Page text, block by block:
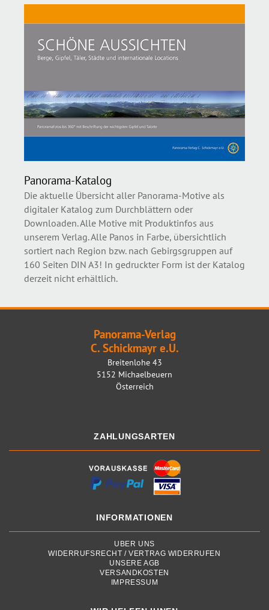
Panorama-Katalog
Die aktuelle Übersicht aller Panorama-Motive als
digitaler Katalog zum Durchblättern oder
Downloaden. Alle Motive mit Produktinfos aus
unserem Verlag. Alle Panos in Farbe, übersichtlich
sortiert nach Region bzw. nach Gebirgsgruppen auf
160 Seiten DIN A3! In gedruckter Form ist der Katalog
derzeit nicht erhältlich.
Panorama-Verlag
C. Schickmayr e.U.
Breitenlohe 43
5152 Michaelbeuern
Österreich
ZAHLUNGSARTEN
INFORMATIONEN
ÜBER UNS
WIDERRUFSRECHT / VERTRAG WIDERRUFEN
UNSERE AGB
VERSANDKOSTEN
IMPRESSUM